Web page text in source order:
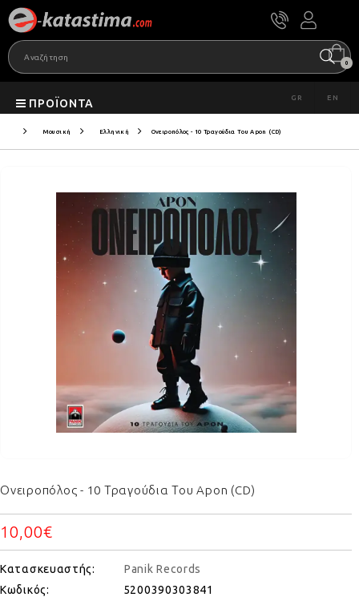
0
ΠΡΟΪΌΝΤΑ GR EN
Μουσική Ελληνική Ονειροπόλος - 10 Τραγούδια Του Apon (CD)
Ονειροπόλος - 10 Τραγούδια Του Apon (CD)
10,00€
Κατασκευαστής:
Panik Records
Κωδικός:
5200390303841